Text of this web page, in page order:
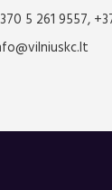
5 261 9557,